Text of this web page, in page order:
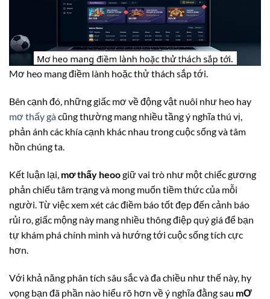
Mơ heo mang điềm lành hoặc thử thách sắp tới.
Bên cạnh đó, những giấc mơ về động vật nuôi như heo hay
mơ thấy gàcũng thường mang nhiều tầng ý nghĩa thú vị,
phản ánh các khía cạnh khác nhau trong cuộc sống và tâm
hồn chúng ta.
Kết luận lại, mơ thấy heoogiữ vai trò như một chiếc gương
phản chiếu tâm trạng và mong muốn tiềm thức của mỗi
người. Từ việc xem xét các điềm báo tốt đẹp đến cảnh báo
rủi ro, giấc mộng này mang nhiều thông điệp quý giá để bạn
tự khám phá chính mình và hướng tới cuộc sống tích cực
hơn.
Với khả năng phân tích sâu sắc và đa chiều như thế này, hy
vọng bạn đã phần nào hiểu rõ hơn về ý nghĩa đằng sau mƠ